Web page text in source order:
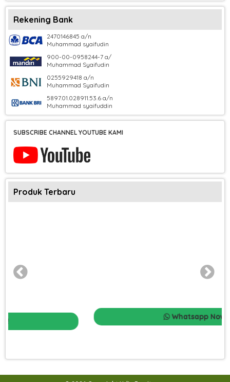
Rekening Bank
2470146845 a/n
Muhammad syaifudin
900-00-0958244-7 a/
Muhammad Syaifudin
0255929418 a/n
Muhammad Syaifudin
5897.01.028911.53.6 a/n
Muhammad syaifuddin
SUBSCRIBE CHANNEL YOUTUBE KAMI
Produk Terbaru
Whatsapp Now!